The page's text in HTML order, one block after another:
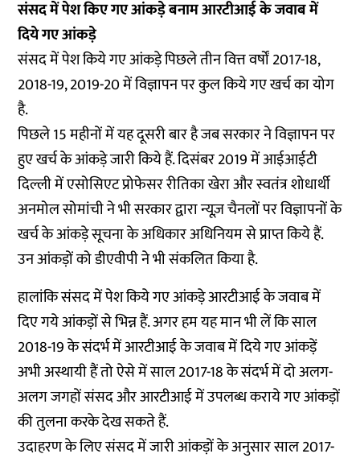
संसद में पेश किए गए आंकड़े बनाम आरटीआई के जवाब में
दिये गए आंकड़े
संसद में पेश किये गए आंकड़े पिछले तीन वित्त वर्षों 2017-18,
2018-19, 2019-20 में विज्ञापन पर कुल किये गए खर्च का योग
है.
पिछले 15 महीनों में यह दूसरी बार है जब सरकार ने विज्ञापन पर
हुए खर्च के आंकड़े जारी किये हैं. दिसंबर 2019 में आईआईटी
दिल्ली में एसोसिएट प्रोफेसर रीतिका खेरा और स्वतंत्र शोधार्थी
अनमोल सोमांची ने भीसरकार द्वारा न्यूज़ चैनलों पर विज्ञापनों के
खर्च के आंकड़ेसूचना के अधिकार अधिनियम से प्राप्त किये हैं.
उन आंकड़ों को डीएवीपी ने भी संकलित किया है.
हालांकि संसद में पेश किये गए आंकड़े आरटीआई के जवाब में
दिए गये आंकड़ों से भिन्न हैं. अगर हम यह मान भी लें कि साल
2018-19 के संदर्भ में आरटीआई के जवाब में दिये गए आंकड़ें
अभी अस्थायी हैं तो ऐसे में साल 2017-18 के संदर्भ में दो अलग-
अलग जगहों संसद और आरटीआई में उपलब्ध कराये गए आंकड़ों
की तुलना करके देख सकते हैं.
उदाहरण के लिए संसद में जारी आंकड़ों के अनुसार साल 2017-